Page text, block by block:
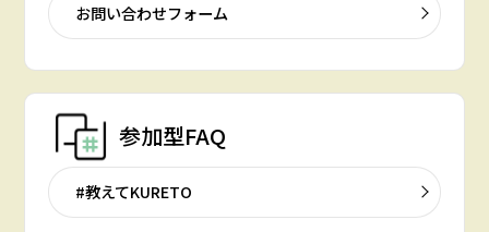
お問い合わせフォーム
参加型FAQ
#教えてKURETO